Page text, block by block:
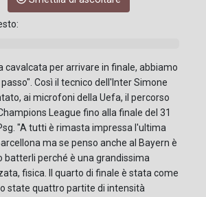
cavalcata per arrivare in finale, abbiamo
Così il tecnico dell'Inter Simone
ai microfoni della Uefa, il percorso
League fino alla finale del 31
"A tutti è rimasta impressa l'ultima
ma se penso anche al Bayern è
batterli perché è una grandissima
fisica. Il quarto di finale è stata come
state quattro partite di intensità